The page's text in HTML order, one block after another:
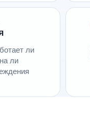
ли
ли